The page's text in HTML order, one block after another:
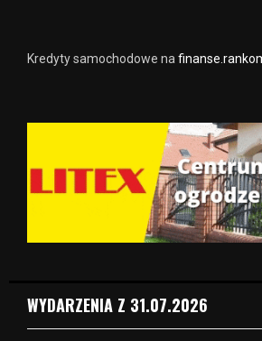
Kredyty samochodowe na
WYDARZENIA Z 31.07.2026